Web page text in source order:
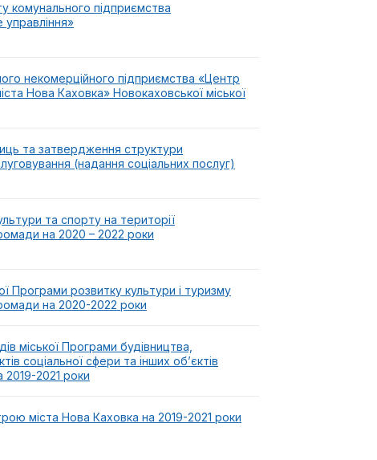
комунального підприємства
некомерційного підприємства «Центр
Нова Каховка» Новокаховської міської
та затвердження структури
(надання соціальних послуг)
та спорту на території
на 2020 – 2022 роки
Програми розвитку культури і туризму
на 2020-2022 роки
міської Програми будівництва,
соціальної сфери та інших об’єктів
2019-2021 роки
міста Нова Каховка на 2019-2021 роки